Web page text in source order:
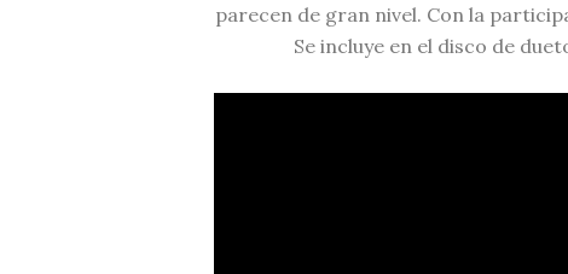
parecen de gran nivel. Con la
Se incluye en el disco de